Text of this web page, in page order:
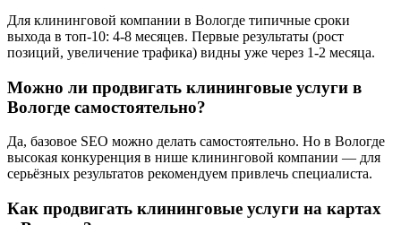
Для клининговой компании в Вологде типичные сроки
выхода в топ-10: 4-8 месяцев. Первые результаты (рост
позиций, увеличение трафика) видны уже через 1-2 месяца.
Можно ли продвигать клининговые услуги в
Вологде самостоятельно?
Да, базовое SEO можно делать самостоятельно. Но в Вологде
высокая конкуренция в нише клининговой компании — для
серьёзных результатов рекомендуем привлечь специалиста.
Как продвигать клининговые услуги на картах